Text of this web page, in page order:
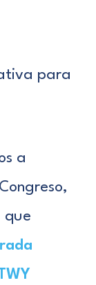
a
,
que